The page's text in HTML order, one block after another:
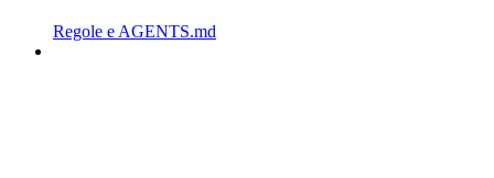
Regole e AGENTS.md